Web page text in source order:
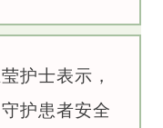
护士表示，
护患者安全